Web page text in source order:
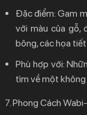
Đặc điểm: Gam
với màu của gỗ,
bông, các họa
Phù hợp với:
tìm về một không
7. Phong Cách